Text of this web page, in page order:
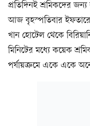
প্রতিদিনই শ্রমিকদের জন্য
আজ বৃহস্পতিবার
খান হোটেল থেকে
মিনিটের মধ্যে কয়েক
পর্যায়ক্রমে একে একে